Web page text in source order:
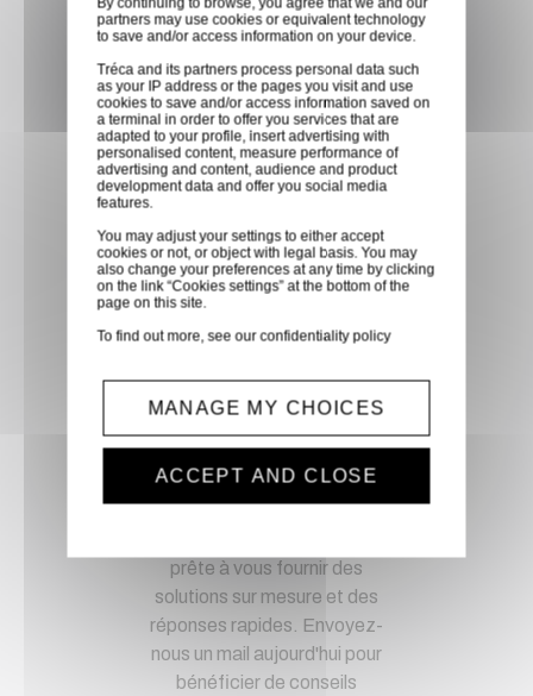
faites vous livrer chez vous ou
dans les points relais de notre
partenaire GLS, partout en
France métropolitaine et en
Europe entre 24h et 48h après
mise à disposition des produits
à notre transporteur.
Paiement sécurisé
Paiement CB, virement,
Service client
d'esprit en confiant vos
demandes techniques et devis
à notre service clients par mail.
prête à vous fournir des
solutions sur mesure et des
réponses rapides. Envoyez-
nous un mail aujourd'hui pour
bénéficier de conseils
partners may use cookies or equivalent technology
to save and/or access information on your device.
Tréca and its partners process personal data such
as your IP address or the pages you visit and use
cookies to save and/or access information saved on
a terminal in order to offer you services that are
adapted to your profile, insert advertising with
personalised content, measure performance of
advertising and content, audience and product
development data and offer you social media
features.
You may adjust your settings to either accept
cookies or not, or object with legal basis. You may
also change your preferences at any time by clicking
on the link “Cookies settings” at the bottom of the
page on this site.
To find out more, see ourconfidentiality policy
MANAGE MY CHOICES
ACCEPT AND CLOSE